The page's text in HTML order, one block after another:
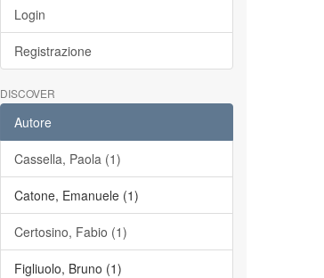
Login
Registrazione
DISCOVER
Autore
Cassella, Paola (1)
Catone, Emanuele (1)
Certosino, Fabio (1)
Figliuolo, Bruno (1)